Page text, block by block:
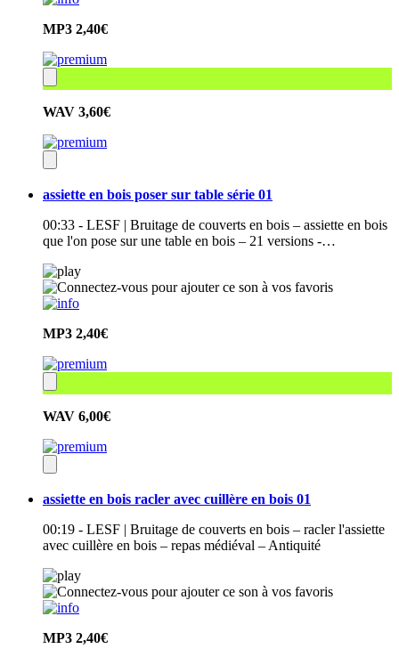
MP3 2,40€
WAV 3,60€
assiette en bois poser sur table série 01
00:33 - LESF | Bruitage de couverts en bois – assiette en bois
que l'on pose sur une table en bois – 21 versions -…
MP3 2,40€
WAV 6,00€
assiette en bois racler avec cuillère en bois 01
00:19 - LESF | Bruitage de couverts en bois – racler l'assiette
avec cuillère en bois – repas médiéval – Antiquité
MP3 2,40€